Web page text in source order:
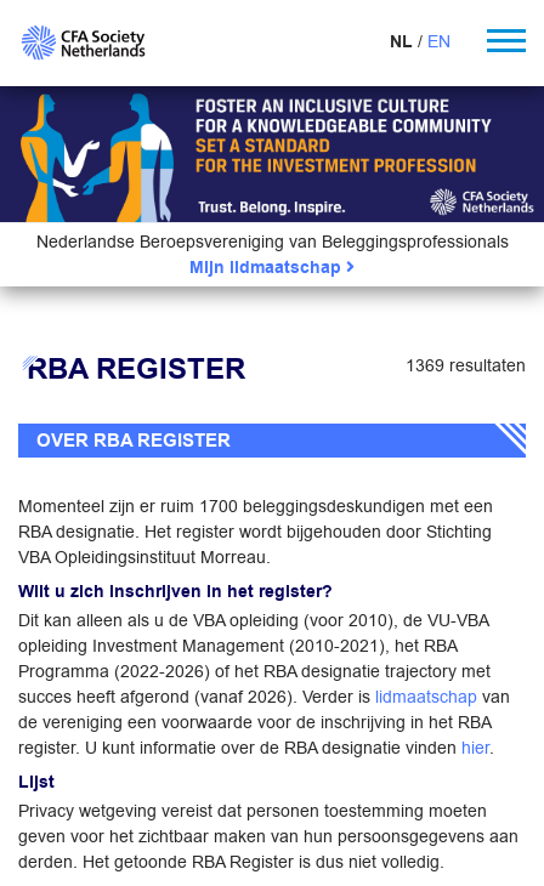
NL EN
Nederlandse Beroepsvereniging van Beleggingsprofessionals
Mijn lidmaatschap
RBA REGISTER 1369 resultaten
OVER RBA REGISTER
Momenteel zijn er ruim 1700 beleggingsdeskundigen met een
RBA designatie. Het register wordt bijgehouden door Stichting
VBA Opleidingsinstituut Morreau.
Wilt u zich inschrijven in het register?
Dit kan alleen als u de VBA opleiding (voor 2010), de VU-VBA
opleiding Investment Management (2010-2021), het RBA
Programma (2022-2026) of het RBA designatie trajectory met
succes heeft afgerond (vanaf 2026). Verder is lidmaatschap van
de vereniging een voorwaarde voor de inschrijving in het RBA
register. U kunt informatie over de RBA designatie vinden hier.
Lijst
Privacy wetgeving vereist dat personen toestemming moeten
geven voor het zichtbaar maken van hun persoonsgegevens aan
derden. Het getoonde RBA Register is dus niet volledig.